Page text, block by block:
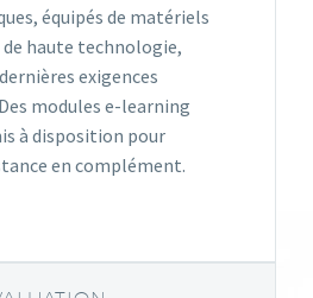
équipés de matériels
haute technologie,
exigences
modules e-learning
à disposition pour
en complément.